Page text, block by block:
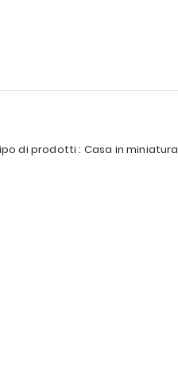
di prodotti : Casa in miniatura